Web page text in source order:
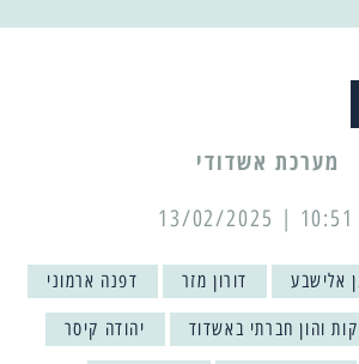
מערכת אשדודי
10:51 | 13/02/2025
אלישבע דורון מזר דפנה ארמוני
והון חברתי באשדוד יהודה קיסר